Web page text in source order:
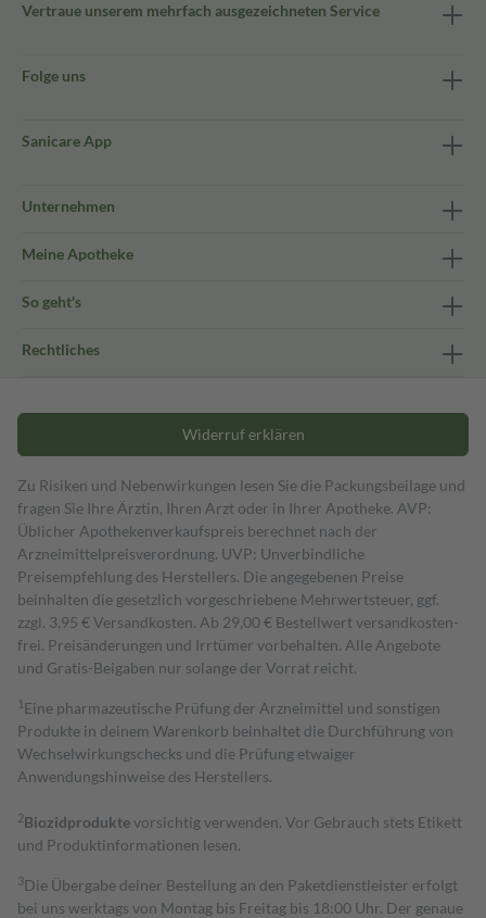
Vertraue unserem mehrfach ausgezeichneten Service
Folge uns
Sanicare App
Unternehmen
Meine Apotheke
So geht's
Rechtliches
Widerruf erklären
Zu Risiken und Nebenwirkungen lesen Sie die Packungsbeilage und
fragen Sie Ihre Ärztin, Ihren Arzt oder in Ihrer Apotheke. AVP:
Üblicher Apothekenverkaufspreis berechnet nach der
Arzneimittelpreisverordnung. UVP: Unverbindliche
Preisempfehlung des Herstellers. Die angegebenen Preise
beinhalten die gesetzlich vorgeschriebene Mehrwertsteuer, ggf.
zzgl. 3,95 € Versandkosten. Ab 29,00 € Bestell­wert versand­kosten­
frei. Preisänderungen und Irrtümer vorbehalten. Alle Angebote
und Gratis-Beigaben nur solange der Vorrat reicht.
1 Eine pharmazeutische Prüfung der Arzneimittel und sonstigen
Produkte in deinem Warenkorb beinhaltet die Durchführung von
Wechselwirkungschecks und die Prüfung etwaiger
Anwendungshinweise des Herstellers.
2Biozidproduktevorsichtig verwenden. Vor Gebrauch stets Etikett
und Produktinformationen lesen.
3Die Übergabe deiner Bestellung an den Paketdienstleister erfolgt
bei uns werktags von Montag bis Freitag bis 18:00 Uhr. Der genaue